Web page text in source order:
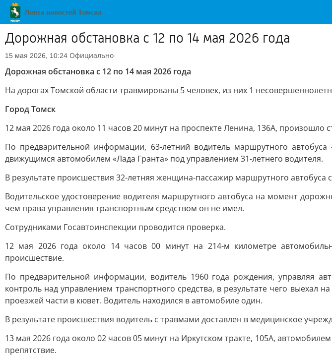
Дорожная обстановка с 12 по 14 мая 2026 года
15 мая 2026, 10:24 Официально
Дорожная обстановка с 12 по 14 мая 2026 года
На дорогах Томской области травмированы 5 человек, из них 1
Город Томск
12 мая 2026 года около 11 часов 20 минут на проспекте Ленина, 136А, произошло
По предварительной информации, 63-летний водитель маршрутного
движущимся автомобилем «Лада Гранта» под управлением 31-летнего водителя.
В результате происшествия 32-летняя женщина-пассажир маршрутного
Водительское удостоверение водителя маршрутного автобуса на момент
чем права управления транспортным средством он не имел.
Сотрудниками Госавтоинспекции проводится проверка.
12 мая 2026 года около 14 часов 00 минут на 214-м километре
происшествие.
По предварительной информации, водитель 1960 года рождения, управляя
контроль над управлением транспортного средства, в результате чего выехал
проезжей части в кювет. Водитель находился в автомобиле один.
В результате происшествия водитель с травмами доставлен в медицинское
13 мая 2026 года около 02 часов 05 минут на Иркутском тракте, 105А,
препятствие.